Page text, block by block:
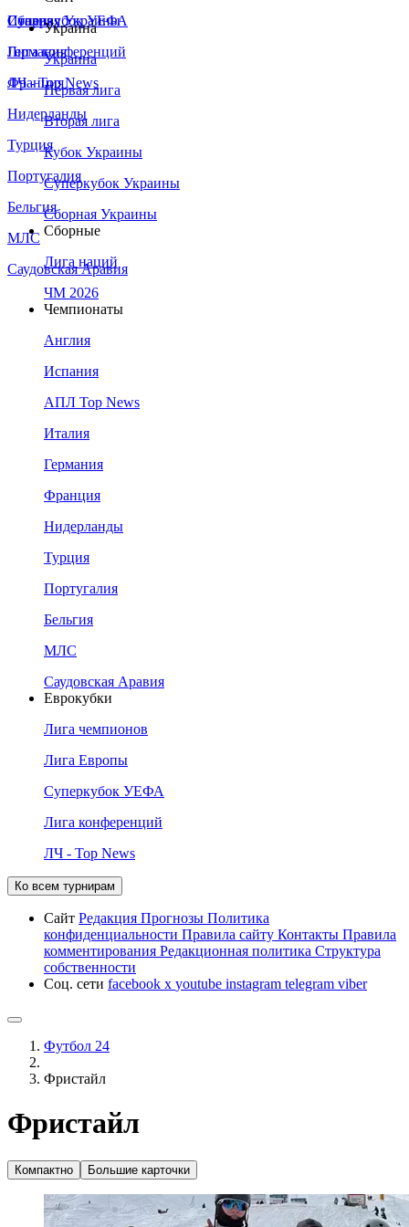
Сборная Украины
Италия
Германия
Франция
Нидерланды
Турция
Португалия
Бельгия
МЛС
Саудовская Аравия
Суперкубок УЕФА
Лига конференций
ЛЧ - Top News
Украина
Украина
Первая лига
Вторая лига
Кубок Украины
Суперкубок Украины
Сборная Украины
Сборные
Лига наций
ЧМ 2026
Чемпионаты
Англия
Испания
АПЛ Top News
Италия
Германия
Франция
Нидерланды
Турция
Португалия
Бельгия
МЛС
Саудовская Аравия
Еврокубки
Лига чемпионов
Лига Европы
Суперкубок УЕФА
Лига конференций
ЛЧ - Top News
Ко всем турнирам
Сайт Редакция Прогнозы Политика
конфиденциальности Правила сайту Контакты Правила
комментирования Редакционная политика Структура
собственности
Соц. сети facebook x youtube instagram telegram viber
Футбол 24
Фристайл
Фристайл
Компактно Большие карточки